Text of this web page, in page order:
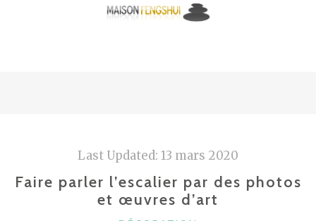
Last Updated: 13 mars 2020
Faire parler l’escalier par des photos
et œuvres d’art